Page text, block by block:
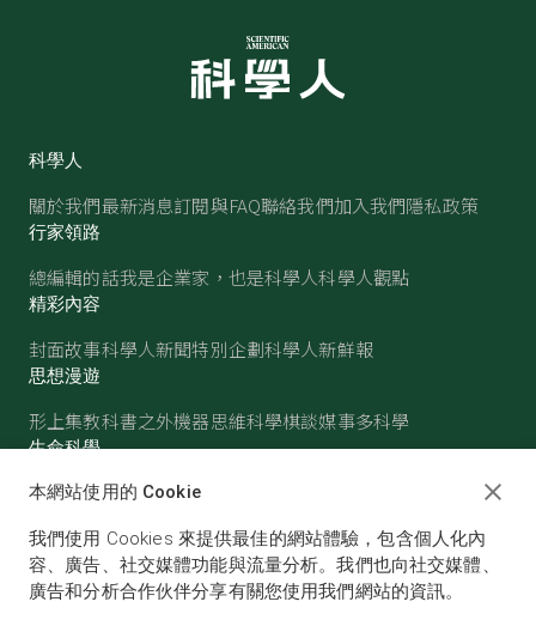
科學人
關於我們最新消息訂閱與FAQ聯絡我們加入我們隱私政策
行家領路
總編輯的話我是企業家，也是科學人科學人觀點
精彩內容
封面故事科學人新聞特別企劃科學人新鮮報
思想漫遊
形上集教科書之外機器思維科學棋談媒事多科學
生命科學
醫學古生物心理學生態學
物理 化學地球科學天文
本網站使用的 Cookie
我們使用 Cookies 來提供最佳的網站體驗，包含個人化內
容、廣告、社交媒體功能與流量分析。我們也向社交媒體、
廣告和分析合作伙伴分享有關您使用我們網站的資訊。